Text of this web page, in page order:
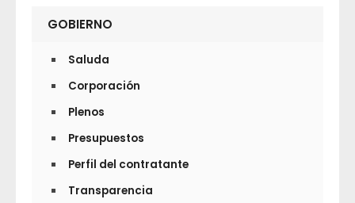
GOBIERNO
Saluda
Corporación
Plenos
Presupuestos
Perfil del contratante
Transparencia